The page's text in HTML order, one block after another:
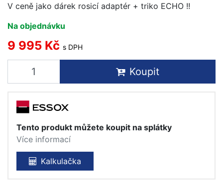
V ceně jako dárek rosicí adaptér + triko ECHO !!
Na objednávku
9 995 Kč s DPH
Koupit
Tento produkt můžete koupit na splátky
Více informací
Kalkulačka